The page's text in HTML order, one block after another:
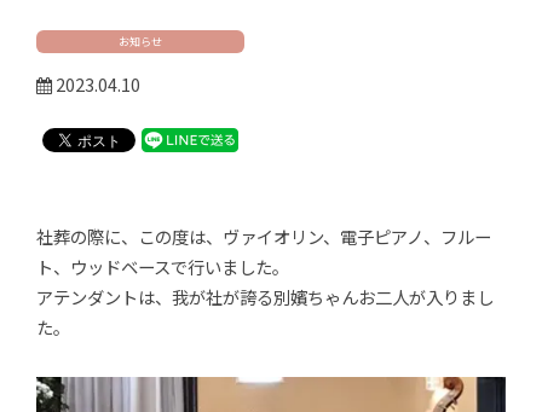
お知らせ
2023.04.10
社葬の際に、この度は、ヴァイオリン、電子ピアノ、フルー
ト、ウッドベースで行いました。
アテンダントは、我が社が誇る別嬪ちゃんお二人が入りまし
た。